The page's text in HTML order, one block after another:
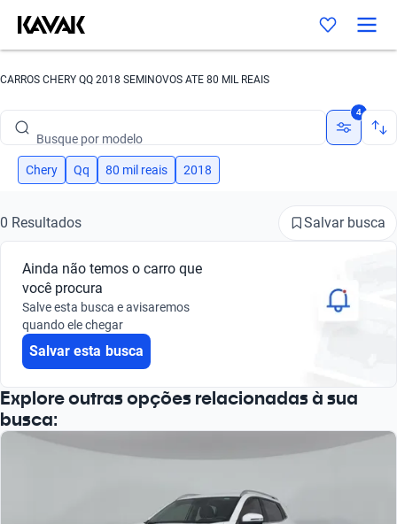
CARROS CHERY QQ 2018 SEMINOVOS ATE 80 MIL REAIS
Busque por marca
Busque por versão
Busque por marca
Busque por modelo
Busque por versão
4
Chery Qq 80 mil reais 2018
0 Resultados Salvar busca
Ainda não temos o carro que
você procura
Salve esta busca e avisaremos
quando ele chegar
Salvar esta busca
Explore outras opções relacionadas à sua
busca: